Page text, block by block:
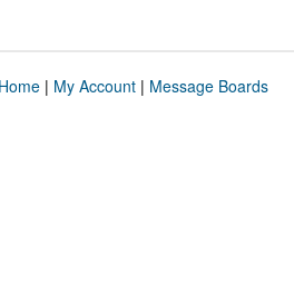
Home| My Account| Message Boards